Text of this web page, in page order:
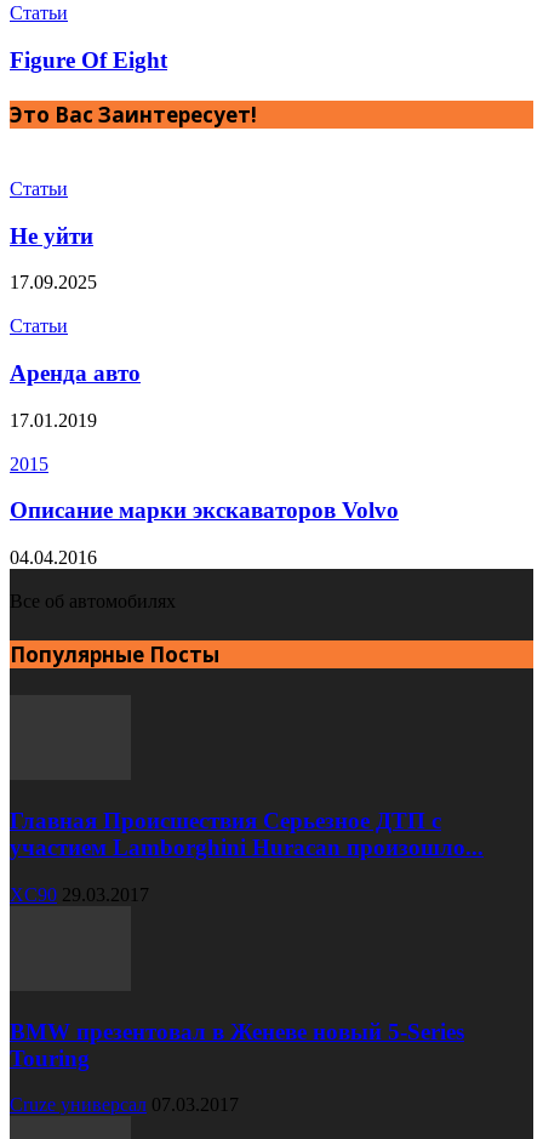
Статьи
Figure Of Eight
Это Вас Заинтересует!
Статьи
Не уйти
17.09.2025
Статьи
Аренда авто
17.01.2019
2015
Описание марки экскаваторов Volvo
04.04.2016
Все об автомобилях
Популярные Посты
Главная Происшествия Серьезное ДТП с
участием Lamborghini Huracan произошло...
XC90 29.03.2017
BMW презентовал в Женеве новый 5-Series
Touring
Cruze универсал 07.03.2017